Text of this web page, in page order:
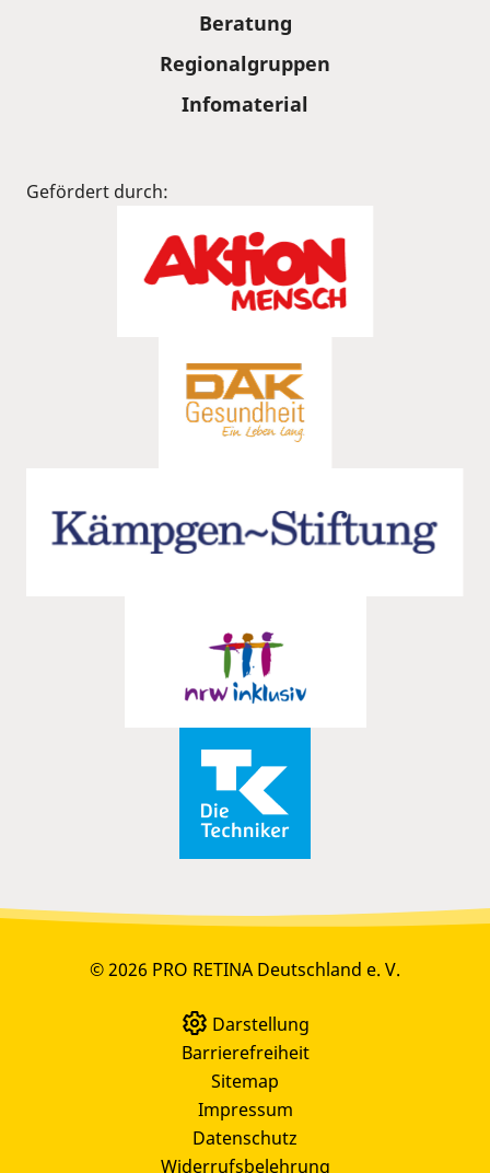
Beratung
Regionalgruppen
Infomaterial
Gefördert durch:
© 2026 PRO RETINA Deutschland e. V.
Darstellung
Barrierefreiheit
Sitemap
Impressum
Datenschutz
Widerrufsbelehrung